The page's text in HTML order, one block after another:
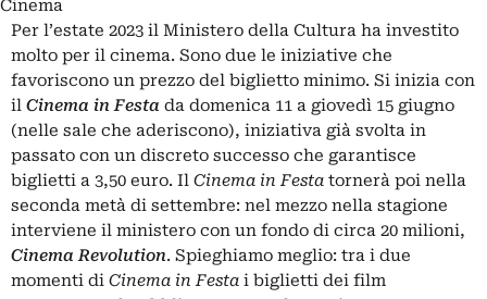
Cinema
Per l’estate 2023 il Ministero della Cultura ha investito
molto per il cinema. Sono due le iniziative che
favoriscono un prezzo del biglietto minimo. Si inizia con
il Cinema in Festa da domenica 11 a giovedì 15 giugno
(nelle sale che aderiscono), iniziativa già svolta in
passato con un discreto successo che garantisce
biglietti a 3,50 euro. Il Cinema in Festa tornerà poi nella
seconda metà di settembre: nel mezzo nella stagione
interviene il ministero con un fondo di circa 20 milioni,
Cinema Revolution. Spieghiamo meglio: tra i due
momenti di Cinema in Festa i biglietti dei film